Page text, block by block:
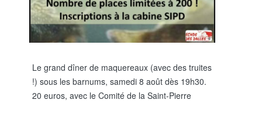
Le grand dîner de maquereaux (avec des truites
!) sous les barnums, samedi 8 août dès 19h30.
20 euros, avec le Comité de la Saint-Pierre